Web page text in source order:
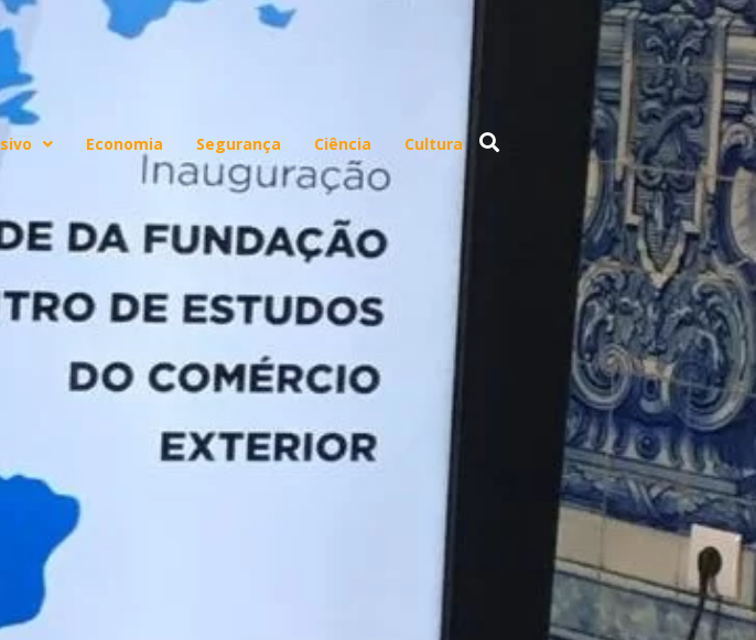
Economia Segurança Ciência Cultura